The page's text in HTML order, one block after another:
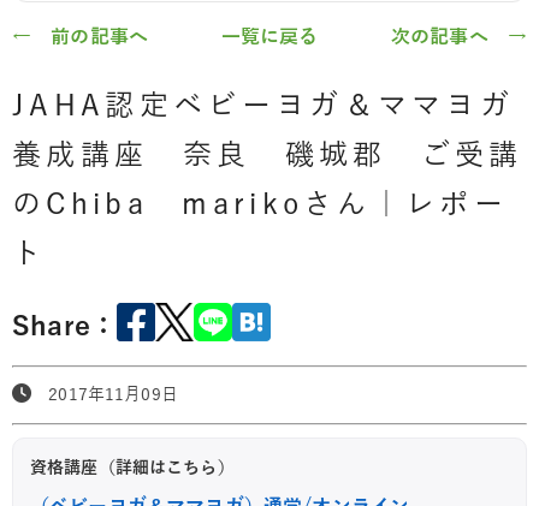
← 前の記事へ 一覧に戻る 次の記事へ →
JAHA認定ベビーヨガ＆ママヨガ
養成講座 奈良 磯城郡 ご受講
のChiba marikoさん｜レポー
ト
Share：
2017年11月09日
資格講座（詳細はこちら）